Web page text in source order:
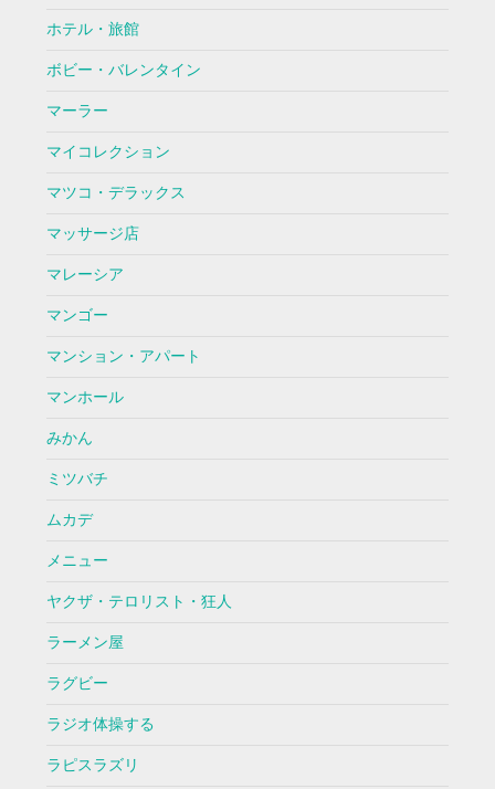
ホテル・旅館
ボビー・バレンタイン
マーラー
マイコレクション
マツコ・デラックス
マッサージ店
マレーシア
マンゴー
マンション・アパート
マンホール
みかん
ミツバチ
ムカデ
メニュー
ヤクザ・テロリスト・狂人
ラーメン屋
ラグビー
ラジオ体操する
ラピスラズリ